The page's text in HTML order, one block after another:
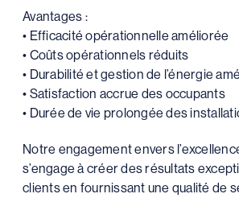
Avantages :
• Efficacité opérationnelle améliorée
• Coûts opérationnels réduits
• Durabilité et gestion de l’énergie
• Satisfaction accrue des occupants
• Durée de vie prolongée des
Notre engagement envers
s’engage à créer des résultats
clients en fournissant une qualité de